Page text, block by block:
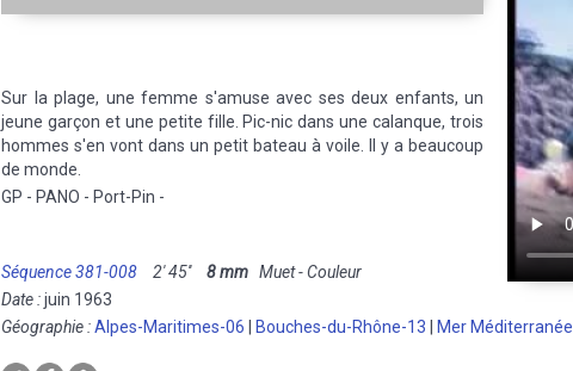
Sur la plage, une femme s'amuse avec ses deux enfants, un
jeune garçon et une petite fille. Pic-nic dans une calanque, trois
hommes s'en vont dans un petit bateau à voile. Il y a beaucoup
de monde.
GP - PANO - Port-Pin -
Séquence 381-008 2' 45'' 8 mm Muet - Couleur
Date :juin 1963
Géographie :Alpes-Maritimes-06 Bouches-du-Rhône-13 Mer Méditerranée